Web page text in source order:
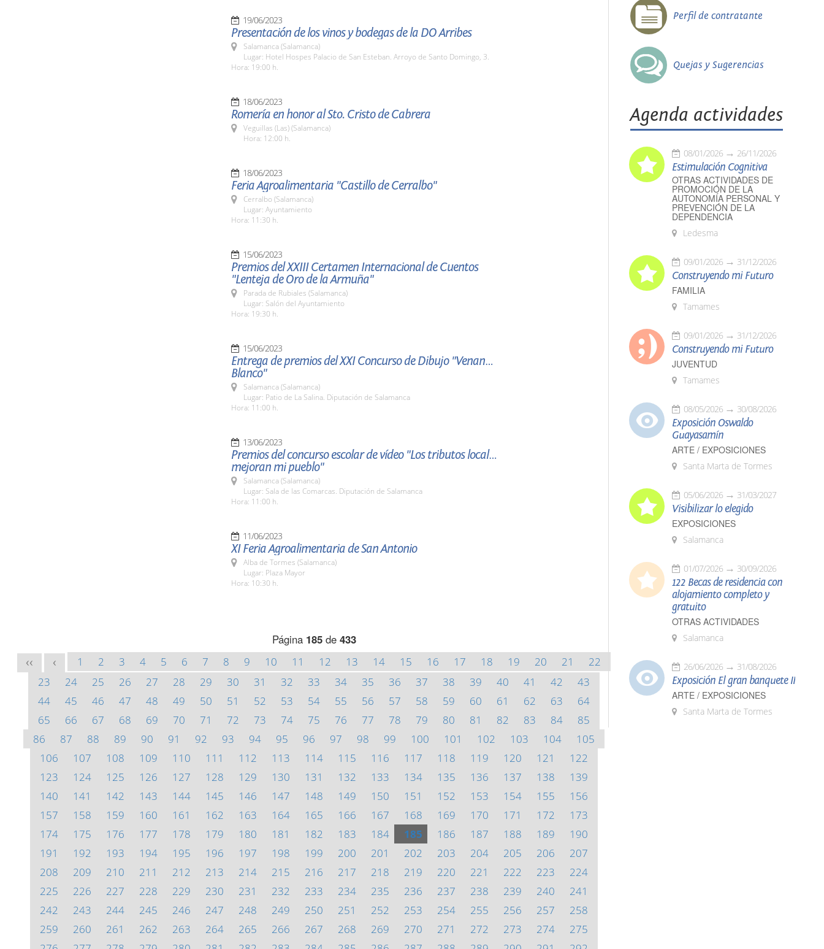
19/06/2023
Presentación de los vinos y bodegas de la DO Arribes
Salamanca (Salamanca)
Lugar: Hotel Hospes Palacio de San Esteban. Arroyo de Santo Domingo, 3.
Hora: 19:00 h.
18/06/2023
Romería en honor al Sto. Cristo de Cabrera
Veguillas (Las) (Salamanca)
Hora: 12:00 h.
18/06/2023
Feria Agroalimentaria "Castillo de Cerralbo"
Cerralbo (Salamanca)
Lugar: Ayuntamiento
Hora: 11:30 h.
15/06/2023
Premios del XXIII Certamen Internacional de Cuentos
"Lenteja de Oro de la Armuña"
Parada de Rubiales (Salamanca)
Lugar: Salón del Ayuntamiento
Hora: 19:30 h.
15/06/2023
Entrega de premios del XXI Concurso de Dibujo "Venancio
Blanco"
Salamanca (Salamanca)
Lugar: Patio de La Salina. Diputación de Salamanca
Hora: 11:00 h.
13/06/2023
Premios del concurso escolar de vídeo "Los tributos locales
mejoran mi pueblo"
Salamanca (Salamanca)
Lugar: Sala de las Comarcas. Diputación de Salamanca
Hora: 11:00 h.
11/06/2023
XI Feria Agroalimentaria de San Antonio
Alba de Tormes (Salamanca)
Lugar: Plaza Mayor
Hora: 10:30 h.
Página 185de 433
<< < 1 2 3 4 5 6 7 8 9 10 11 12 13 14 15 16 17 18 19 20 21
22
23
24 25 26 27 28 29 30 31 32 33 34 35 36 37 38 39 40 41 42
43
44
45 46 47 48 49 50 51 52 53 54 55 56 57 58 59 60 61 62 63
64
65
66 67 68 69 70 71 72 73 74 75 76 77 78 79 80 81 82 83 84
85
86
87 88 89 90 91 92 93 94 95 96 97 98 99 100 101 102 103 104
105
106
107 108 109 110 111 112 113 114 115 116 117 118 119 120 121
122
123
124 125 126 127 128 129 130 131 132 133 134 135 136 137 138
139
140
141 142 143 144 145 146 147 148 149 150 151 152 153 154 155
156
157
158 159 160 161 162 163 164 165 166 167 168 169 170 171 172
173
174
175 176 177 178 179 180 181 182 183 184 185 186 187 188 189
190
191
192 193 194 195 196 197 198 199 200 201 202 203 204 205 206
207
208
209 210 211 212 213 214 215 216 217 218 219 220 221 222 223
224
225
226 227 228 229 230 231 232 233 234 235 236 237 238 239 240
241
242
243 244 245 246 247 248 249 250 251 252 253 254 255 256 257
258
259
260 261 262 263 264 265 266 267 268 269 270 271 272 273 274
275
Perfil de contratante
Quejas y Sugerencias
Agenda actividades
08/01/2026 26/11/2026
Estimulación Cognitiva
OTRAS ACTIVIDADES DE
PROMOCIÓN DE LA
AUTONOMÍA PERSONAL Y
PREVENCIÓN DE LA
DEPENDENCIA
Ledesma
09/01/2026 31/12/2026
Construyendo mi Futuro
FAMILIA
Tamames
09/01/2026 31/12/2026
Construyendo mi Futuro
JUVENTUD
Tamames
08/05/2026 30/08/2026
Exposición Oswaldo
Guayasamín
ARTE / EXPOSICIONES
Santa Marta de Tormes
05/06/2026 31/03/2027
Visibilizar lo elegido
EXPOSICIONES
Salamanca
01/07/2026 30/09/2026
122 Becas de residencia con
alojamiento completo y
gratuito
OTRAS ACTIVIDADES
Salamanca
26/06/2026 31/08/2026
Exposición El gran banquete II
ARTE / EXPOSICIONES
Santa Marta de Tormes